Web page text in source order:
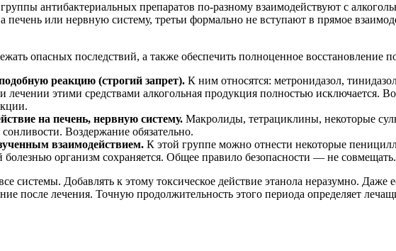
антибактериальных препаратов по-разному взаимодействуют с
печень или нервную систему, третьи формально не вступают в прямое
опасных последствий, а также обеспечить полноценное восстановление
реакцию (строгий запрет). К ним относятся: метронидазол,
этими средствами алкогольная продукция полностью исключается.
на печень, нервную систему. Макролиды, тетрациклины, некоторые
Воздержание обязательно.
взаимодействием. К этой группе можно отнести некоторые
организм сохраняется. Общее правило безопасности — не совмещать.
системы. Добавлять к этому токсическое действие этанола неразумно.
после лечения. Точную продолжительность этого периода определяет